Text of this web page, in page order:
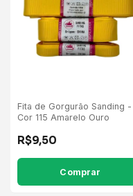
Fita de Gorgurão Sanding -
Cor 115 Amarelo Ouro
R$9,50
Comprar